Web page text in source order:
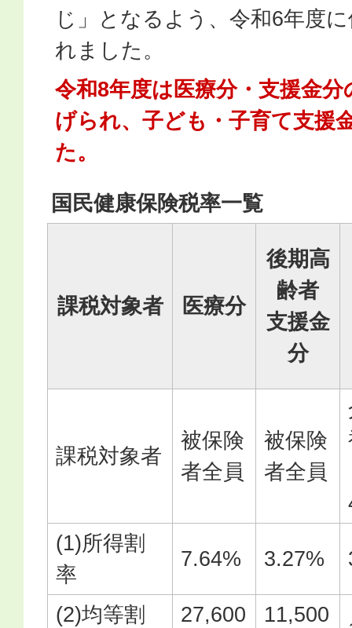
じ」となるよう、令和6年度
れました。
令和8年度は医療分・支援金
げられ、子ども・子育て支援
た。
国民健康保険税率一覧
課税対象者 医療分
後期高
齢者
支援金
分
課税対象者
被保険
者全員
被保険
者全員
(1)所得割
率
7.64% 3.27%
(2)均等割 27,600 11,500